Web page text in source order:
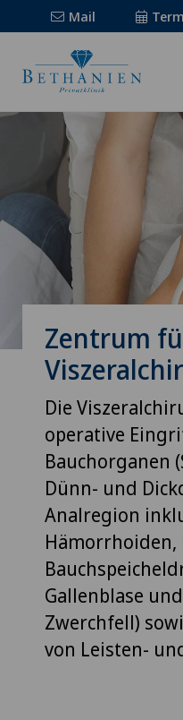
Mail
Zentrum
Die
operative
Bauchorganen
Dünn- und
Analregion
Hämorrhoiden,
Gallenblase
Zwerchfell)
von Leisten-